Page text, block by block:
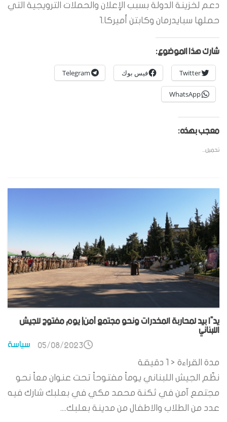
دعم لخزينة الدولة بسبب الإعلان والحملات الترويجية التي
حملها سبايدرمان وكابتن أميركا.1
شارك هذا الموضوع:
Twitter فيس بوك Telegram
WhatsApp
معجب بهذه:
تحميل...
يدًا بيد لمحاربة المخدرات ونحو مجتمع آمن| يوم مفتوح للجيش
اللبناني
سياسة 05/08/2023
مدة القراءة < 1
دقيقة
نظّم الجيش اللبناني يوماً مفتوحاً تحت عنوان معاً نحو
مجتمع آمن في ثكنة محمد مكي في بعلبك شارك فيه
عدد من الطلاب والاطفال من مدينة بعلبك....